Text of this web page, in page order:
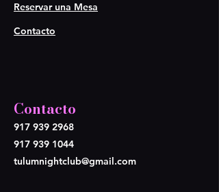
Reservar una Mesa
Contacto
Contacto
917 939 2968
917 939 1044
tulumnightclub@gmail.com